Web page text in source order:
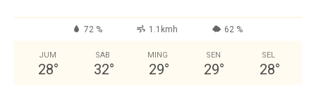
72 % 1.1kmh 62 %
JUM
28°
SAB
32°
MING
29°
SEN
29°
SEL
28°